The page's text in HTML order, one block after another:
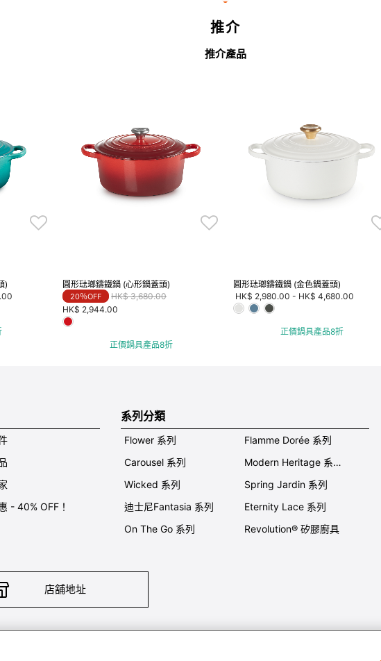
推介
推介產品
)
圓形琺瑯鑄鐵鍋 (心形鍋蓋頭)
20％OFF Price reduced from
HK$ 3,680.00to
HK$ 2,944.00
正價鍋具產品8折
圓形琺瑯鑄鐵鍋 (金色鍋蓋頭)
HK$ 2,980.00 - HK$ 4,680.00
正價鍋具產品8折
- 40% OFF！
系列分類
Flower 系列
Carousel 系列
Wicked 系列
迪士尼Fantasia 系列
On The Go 系列
Flamme Dorée 系列
Modern Heritage 系列
Spring Jardin 系列
Eternity Lace 系列
Revolution® 矽膠廚具
店舖地址